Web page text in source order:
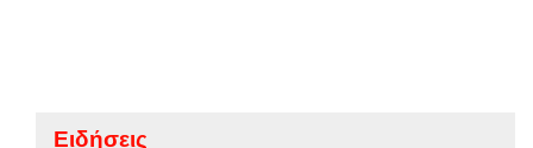
Ειδήσεις